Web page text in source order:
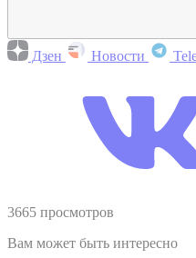
Дзен Новости
3665 просмотров
Вам может быть интересно